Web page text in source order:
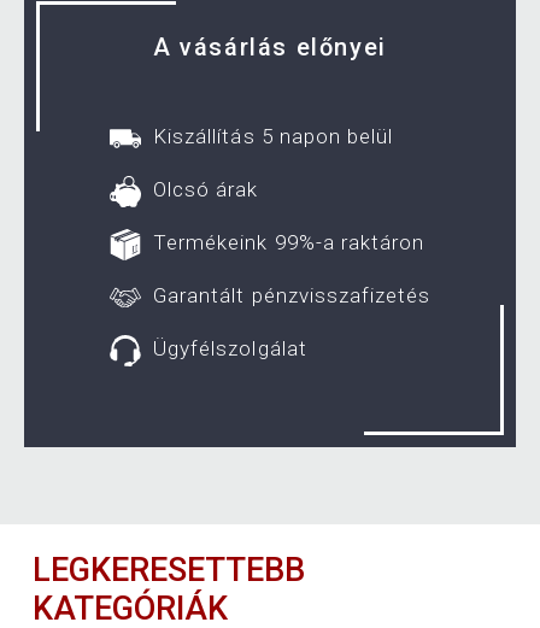
A vásárlás előnyei
Kiszállítás 5 napon belül
Olcsó árak
Termékeink 99%-a raktáron
Garantált pénzvisszafizetés
Ügyfélszolgálat
LEGKERESETTEBB
KATEGÓRIÁK